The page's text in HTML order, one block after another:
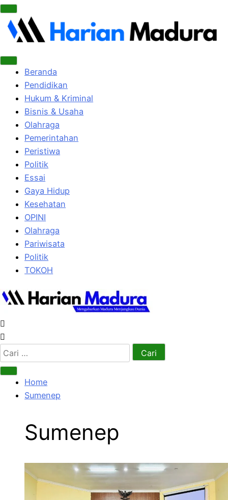
Beranda
Pendidikan
Hukum & Kriminal
Bisnis & Usaha
Olahraga
Pemerintahan
Peristiwa
Politik
Essai
Gaya Hidup
Kesehatan
OPINI
Olahraga
Pariwisata
Politik
TOKOH
Cari
untuk:
Home
Sumenep
Sumenep